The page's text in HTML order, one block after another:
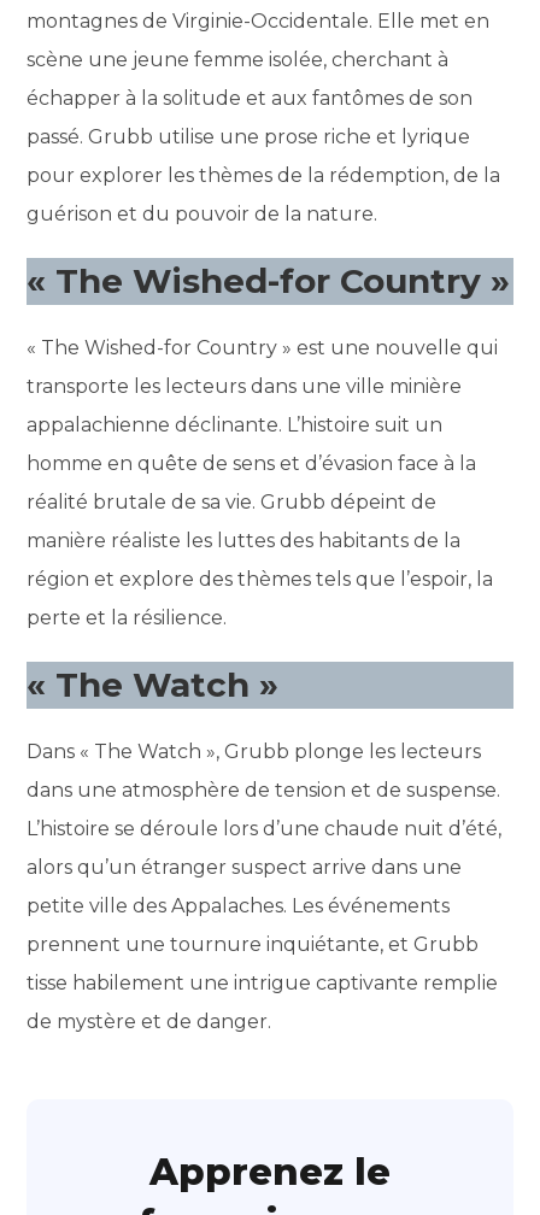
montagnes de Virginie-Occidentale. Elle met en
scène une jeune femme isolée, cherchant à
échapper à la solitude et aux fantômes de son
passé. Grubb utilise une prose riche et lyrique
pour explorer les thèmes de la rédemption, de la
guérison et du pouvoir de la nature.
« The Wished-for Country »
« The Wished-for Country » est une nouvelle qui
transporte les lecteurs dans une ville minière
appalachienne déclinante. L’histoire suit un
homme en quête de sens et d’évasion face à la
réalité brutale de sa vie. Grubb dépeint de
manière réaliste les luttes des habitants de la
région et explore des thèmes tels que l’espoir, la
perte et la résilience.
« The Watch »
Dans « The Watch », Grubb plonge les lecteurs
dans une atmosphère de tension et de suspense.
L’histoire se déroule lors d’une chaude nuit d’été,
alors qu’un étranger suspect arrive dans une
petite ville des Appalaches. Les événements
prennent une tournure inquiétante, et Grubb
tisse habilement une intrigue captivante remplie
de mystère et de danger.
Apprenez le